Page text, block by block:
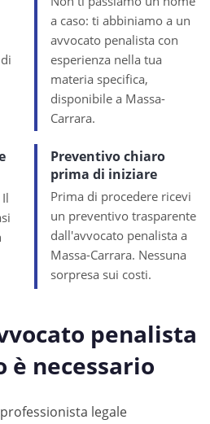
a caso: ti abbiniamo a un
avvocato penalista con
esperienza nella tua
materia specifica,
disponibile a Massa-
Carrara.
Preventivo chiaro
prima di iniziare
Prima di procedere ricevi
un preventivo trasparente
dall'avvocato penalista a
Massa-Carrara. Nessuna
sorpresa sui costi.
penalista
è necessario
legale